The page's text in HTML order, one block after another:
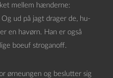
mellem hænderne:
ud på jagt drager de, hu-
en havørn. Han er også
boeuf stroganoff.
ørneungen og beslutter sig